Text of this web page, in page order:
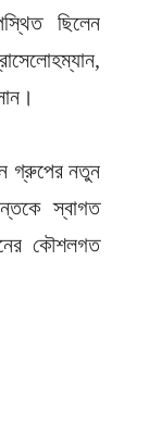
ছিলেন
গ্রুপের নতুন
স্বাগত
কৌশলগত